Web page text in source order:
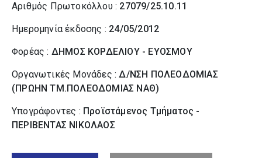
Αριθμός Πρωτοκόλλου : 27079/25.10.11
Ημερομηνία έκδοσης : 24/05/2012
Φορέας : ΔΗΜΟΣ ΚΟΡΔΕΛΙΟΥ - ΕΥΟΣΜΟΥ
Οργανωτικές Μονάδες :Δ/ΝΣΗ ΠΟΛΕΟΔΟΜΙΑΣ
(ΠΡΩΗΝ ΤΜ.ΠΟΛΕΟΔΟΜΙΑΣ ΝΑΘ)
Υπογράφοντες : Προϊστάμενος Τμήματος -
ΠΕΡΙΒΕΝΤΑΣ ΝΙΚΟΛΑΟΣ